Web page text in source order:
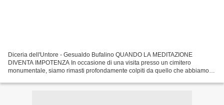
Diceria dell'Untore - Gesualdo Bufalino QUANDO LA MEDITAZIONE
DIVENTA IMPOTENZA In occasione di una visita presso un cimitero
monumentale, siamo rimasti profondamente colpiti da quello che abbiamo